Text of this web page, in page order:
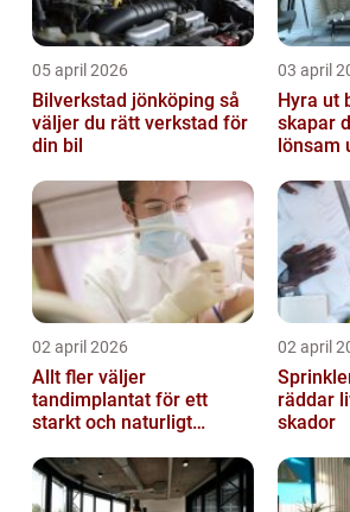
05 april 2026
Bilverkstad jönköping så
väljer du rätt verkstad för
din bil
03 april
Hyra ut
skapar
lönsam
02 april 2026
Allt fler väljer
tandimplantat för ett
starkt och naturligt
02 april
räddar
skador